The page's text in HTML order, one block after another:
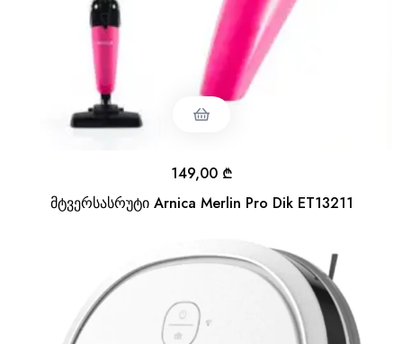
მტვერსასრუტი Arnica Merlin Pro Dik ET13211
149,00 ₾